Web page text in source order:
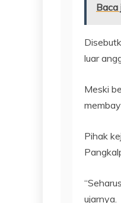
Baca
luar
Meski
Pihak
ujarnya.